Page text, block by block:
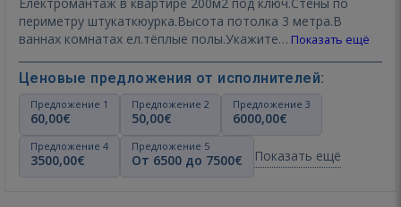
периметру штукаткюурка.Высота потолка 3 метра.В
ваннах комнатах ел.тёплые полы.Укажите… Показать ещё
Ценовые предложения от исполнителей:
Предложение 1
60,00€
Предложение 2
50,00€
Предложение 3
6000,00€
Предложение 4
3500,00€
Предложение 5
От 6500 до 7500€ Показать ещё